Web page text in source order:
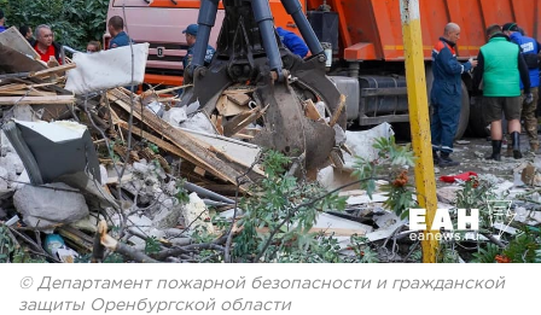
© Департамент пожарной безопасности и гражданской
защиты Оренбургской области